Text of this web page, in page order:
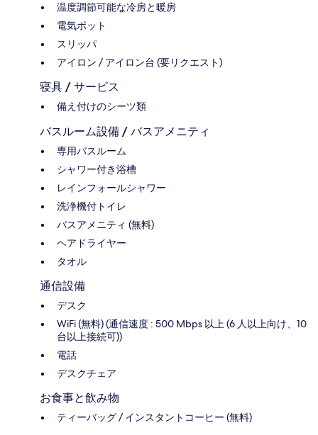
温度調節可能な冷房と暖房
電気ポット
スリッパ
アイロン / アイロン台 (要リクエスト)
寝具 / サービス
備え付けのシーツ類
バスルーム設備 / バスアメニティ
専用バスルーム
シャワー付き浴槽
レインフォールシャワー
洗浄機付トイレ
バスアメニティ (無料)
ヘアドライヤー
タオル
通信設備
デスク
WiFi (無料) (通信速度 : 500 Mbps 以上 (6 人以上向け、10
台以上接続可))
電話
デスクチェア
お食事と飲み物
ティーバッグ / インスタントコーヒー (無料)